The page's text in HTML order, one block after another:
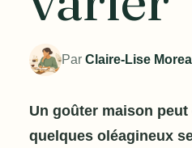
Par Claire-Lise
Un goûter maison
quelques oléagineux